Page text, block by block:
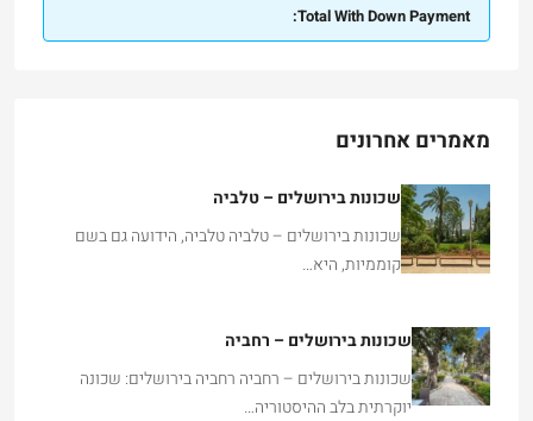
Total With Down Payment:
מאמרים אחרונים
שכונות בירושלים – טלביה
שכונות בירושלים – טלביה טלביה, הידועה גם בשם
קוממיות, היא…
שכונות בירושלים – רחביה
שכונות בירושלים – רחביה רחביה בירושלים: שכונה
יוקרתית בלב ההיסטוריה…